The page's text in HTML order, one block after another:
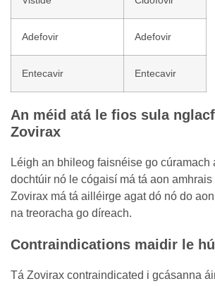
Adefovir Adefovir
Entecavir Entecavir
An méid atá le fios sula
Zovirax
Léigh an bhileog faisnéise go cúramach
dochtúir nó le cógaisí má tá aon
Zovirax má tá ailléirge agat dó nó do
na treoracha go díreach.
Contraindications maidir le
Tá Zovirax contraindicated i gcásanna